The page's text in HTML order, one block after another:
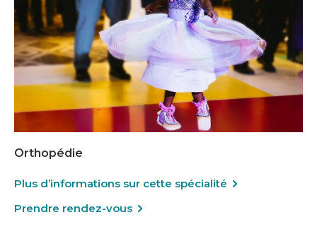
Orthopédie
Plus d’informations sur cette spécialité
Prendre rendez-vous